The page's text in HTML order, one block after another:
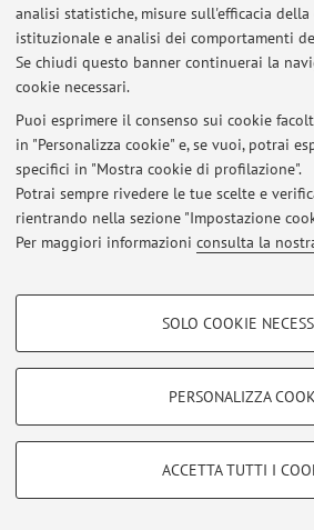
analisi statistiche, misure sull'efficacia
istituzionale e analisi dei comportamenti
Se chiudi questo banner continuerai la
cookie necessari.
Puoi esprimere il consenso sui cookie
in "Personalizza cookie" e, se vuoi, potrai
specifici in "Mostra cookie di profilazione".
Potrai sempre rivedere le tue scelte e
rientrando nella sezione "Impostazione
Per maggiori informazioni consulta la
COOKIE DI PROFILAZIONE -
COOKIE TECNICI - NECESSARI
Si tratta di cookie tecnici utilizzati, a titolo
SOLO COOKIE
PERSONALIZZA
ACCETTA TUTTI I
Al momento non sono
Accedi tramiteloginper gestire tutti i
© 2026 - ALMA MATER STUDIORUM -
Zamboni, 33 - 40126 Bologna -